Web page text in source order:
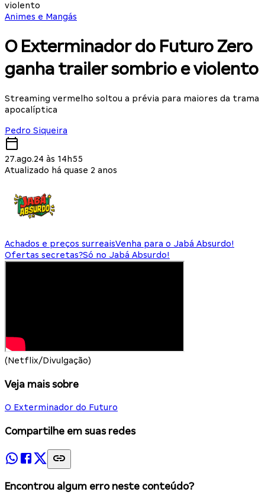
violento
Animes e Mangás
O Exterminador do Futuro Zero
ganha trailer sombrio e violento
Streaming vermelho soltou a prévia para maiores da trama
apocalíptica
Pedro Siqueira
27.ago.24 às 14h55
Atualizado há quase 2 anos
Achados e preços surreaisVenha para o Jabá Absurdo!
Ofertas secretas?Só no Jabá Absurdo!
(Netflix/Divulgação)
Veja mais sobre
O Exterminador do Futuro
Compartilhe em suas redes
Encontrou algum erro neste conteúdo?